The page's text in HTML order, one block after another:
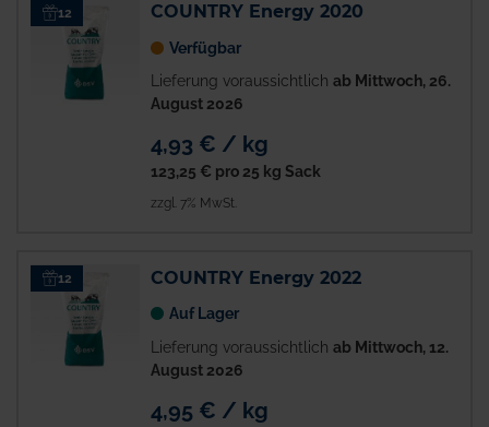
12 COUNTRY Energy 2020
Verfügbar
Lieferung voraussichtlich ab Mittwoch, 26.
August 2026
4,93 € / kg
123,25 € pro 25 kg Sack
zzgl. 7% MwSt.
12 COUNTRY Energy 2022
Auf Lager
Lieferung voraussichtlich ab Mittwoch, 12.
August 2026
4,95 € / kg